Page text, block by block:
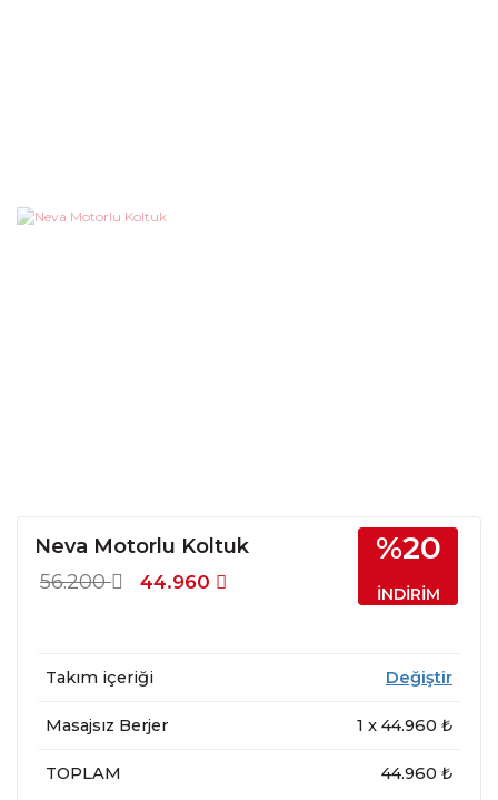
Neva Motorlu Koltuk
56.200
44.960
İNDİRİM
%20
Takım içeriği Değiştir
Masajsız Berjer 1 x 44.960 ₺
TOPLAM 44.960 ₺